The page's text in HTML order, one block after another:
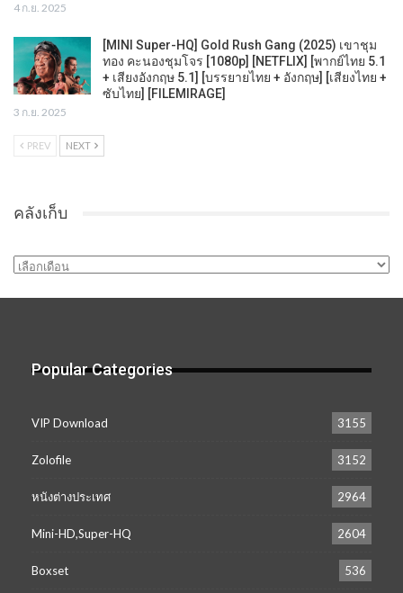
4 ก.ย. 2025
[MINI Super-HQ] Gold Rush Gang (2025) เขาชุม
ทอง คะนองชุมโจร [1080p] [NETFLIX] [พากย์ไทย 5.1
+ เสียงอังกฤษ 5.1] [บรรยายไทย + อังกฤษ] [เสียงไทย +
ซับไทย] [FILEMIRAGE]
3 ก.ย. 2025
PREV NEXT
คลังเก็บ
คลัง
Popular Categories
VIP Download 3155
Zolofile 3152
หนังต่างประเทศ 2964
Mini-HD,Super-HQ 2604
Boxset 536